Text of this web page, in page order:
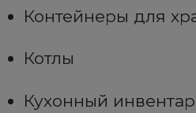
Контейнеры для
Котлы
Кухонный